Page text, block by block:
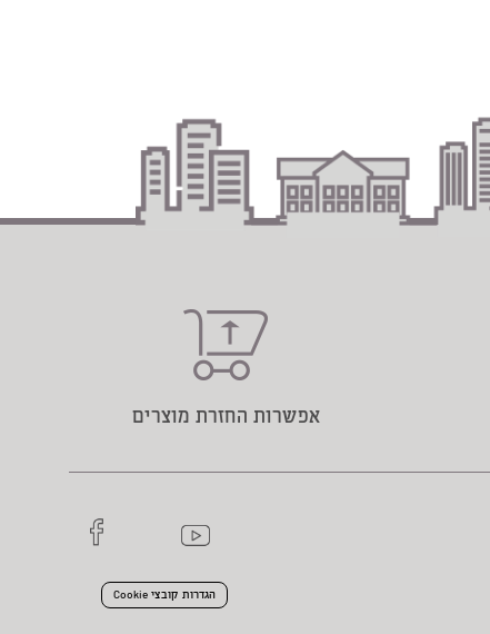
אפשרות החזרת מוצרים
הגדרות קובצי Cookie